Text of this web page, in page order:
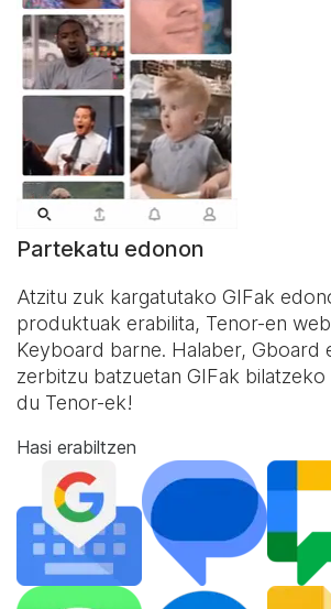
Partekatu edonon
Atzitu zuk kargatutako GIFak
produktuak erabilita, Tenor-en
Keyboard barne. Halaber, Gboard
zerbitzu batzuetan GIFak
du Tenor-ek!
Hasi erabiltzen